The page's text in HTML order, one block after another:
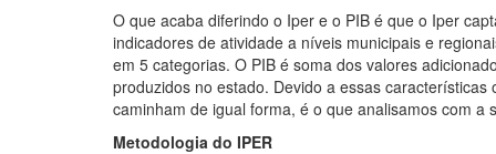
O que acaba diferindo o Iper e o PIB é que o Iper
indicadores de atividade a níveis municipais e
em 5 categorias. O PIB é soma dos valores
produzidos no estado. Devido a essas
caminham de igual forma, é o que analisamos com
Metodologia do IPER